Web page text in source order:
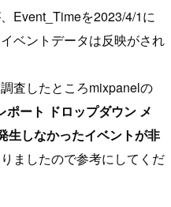
Event_Timeを2023/4/1に
ベントデータは反映がされ
査したところmixpanelの
ポート ドロップダウン メ
生しなかったイベントが非
ましたので参考にしてくだ